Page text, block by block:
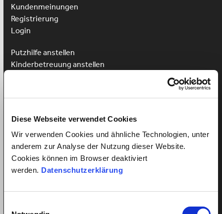
Diese Webseite verwendet Cookies
Wir verwenden Cookies und ähnliche Technologien, unter
anderem zur Analyse der Nutzung dieser Website.
Cookies können im Browser deaktiviert
werden. Datenschutzerklärung
Kundenmeinungen
Registrierung
Login
Putzhilfe anstellen
Kinderbetreuung anstellen
Vorteile für Arbeitnehmer
Arbeitnehmer Login
Sprachkurs gewinnen
Mindestlohn Haushaltshilfe?